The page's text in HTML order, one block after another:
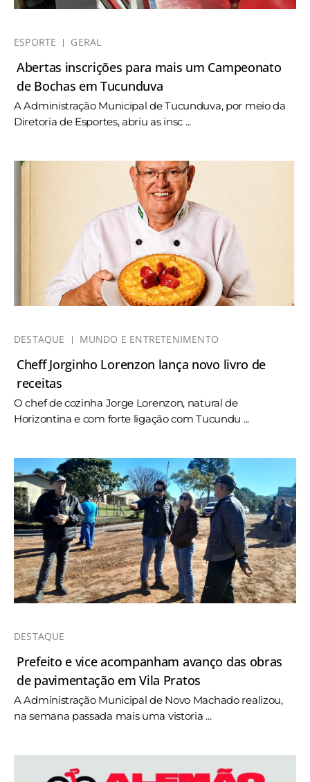
ESPORTE GERAL
Abertas inscrições para mais um Campeonato
de Bochas em Tucunduva
A Administração Municipal de Tucunduva, por meio da
Diretoria de Esportes, abriu as insc ...
DESTAQUE MUNDO E ENTRETENIMENTO
Cheff Jorginho Lorenzon lança novo livro de
receitas
O chef de cozinha Jorge Lorenzon, natural de
Horizontina e com forte ligação com Tucundu ...
DESTAQUE
Prefeito e vice acompanham avanço das obras
de pavimentação em Vila Pratos
A Administração Municipal de Novo Machado realizou,
na semana passada mais uma vistoria ...